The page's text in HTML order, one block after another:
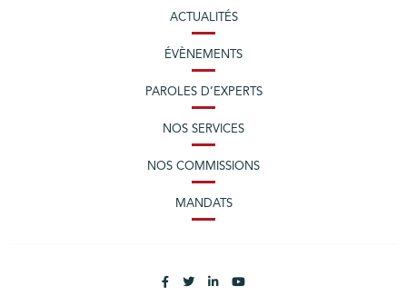
ACTUALITÉS
ÉVÈNEMENTS
PAROLES D’EXPERTS
NOS SERVICES
NOS COMMISSIONS
MANDATS